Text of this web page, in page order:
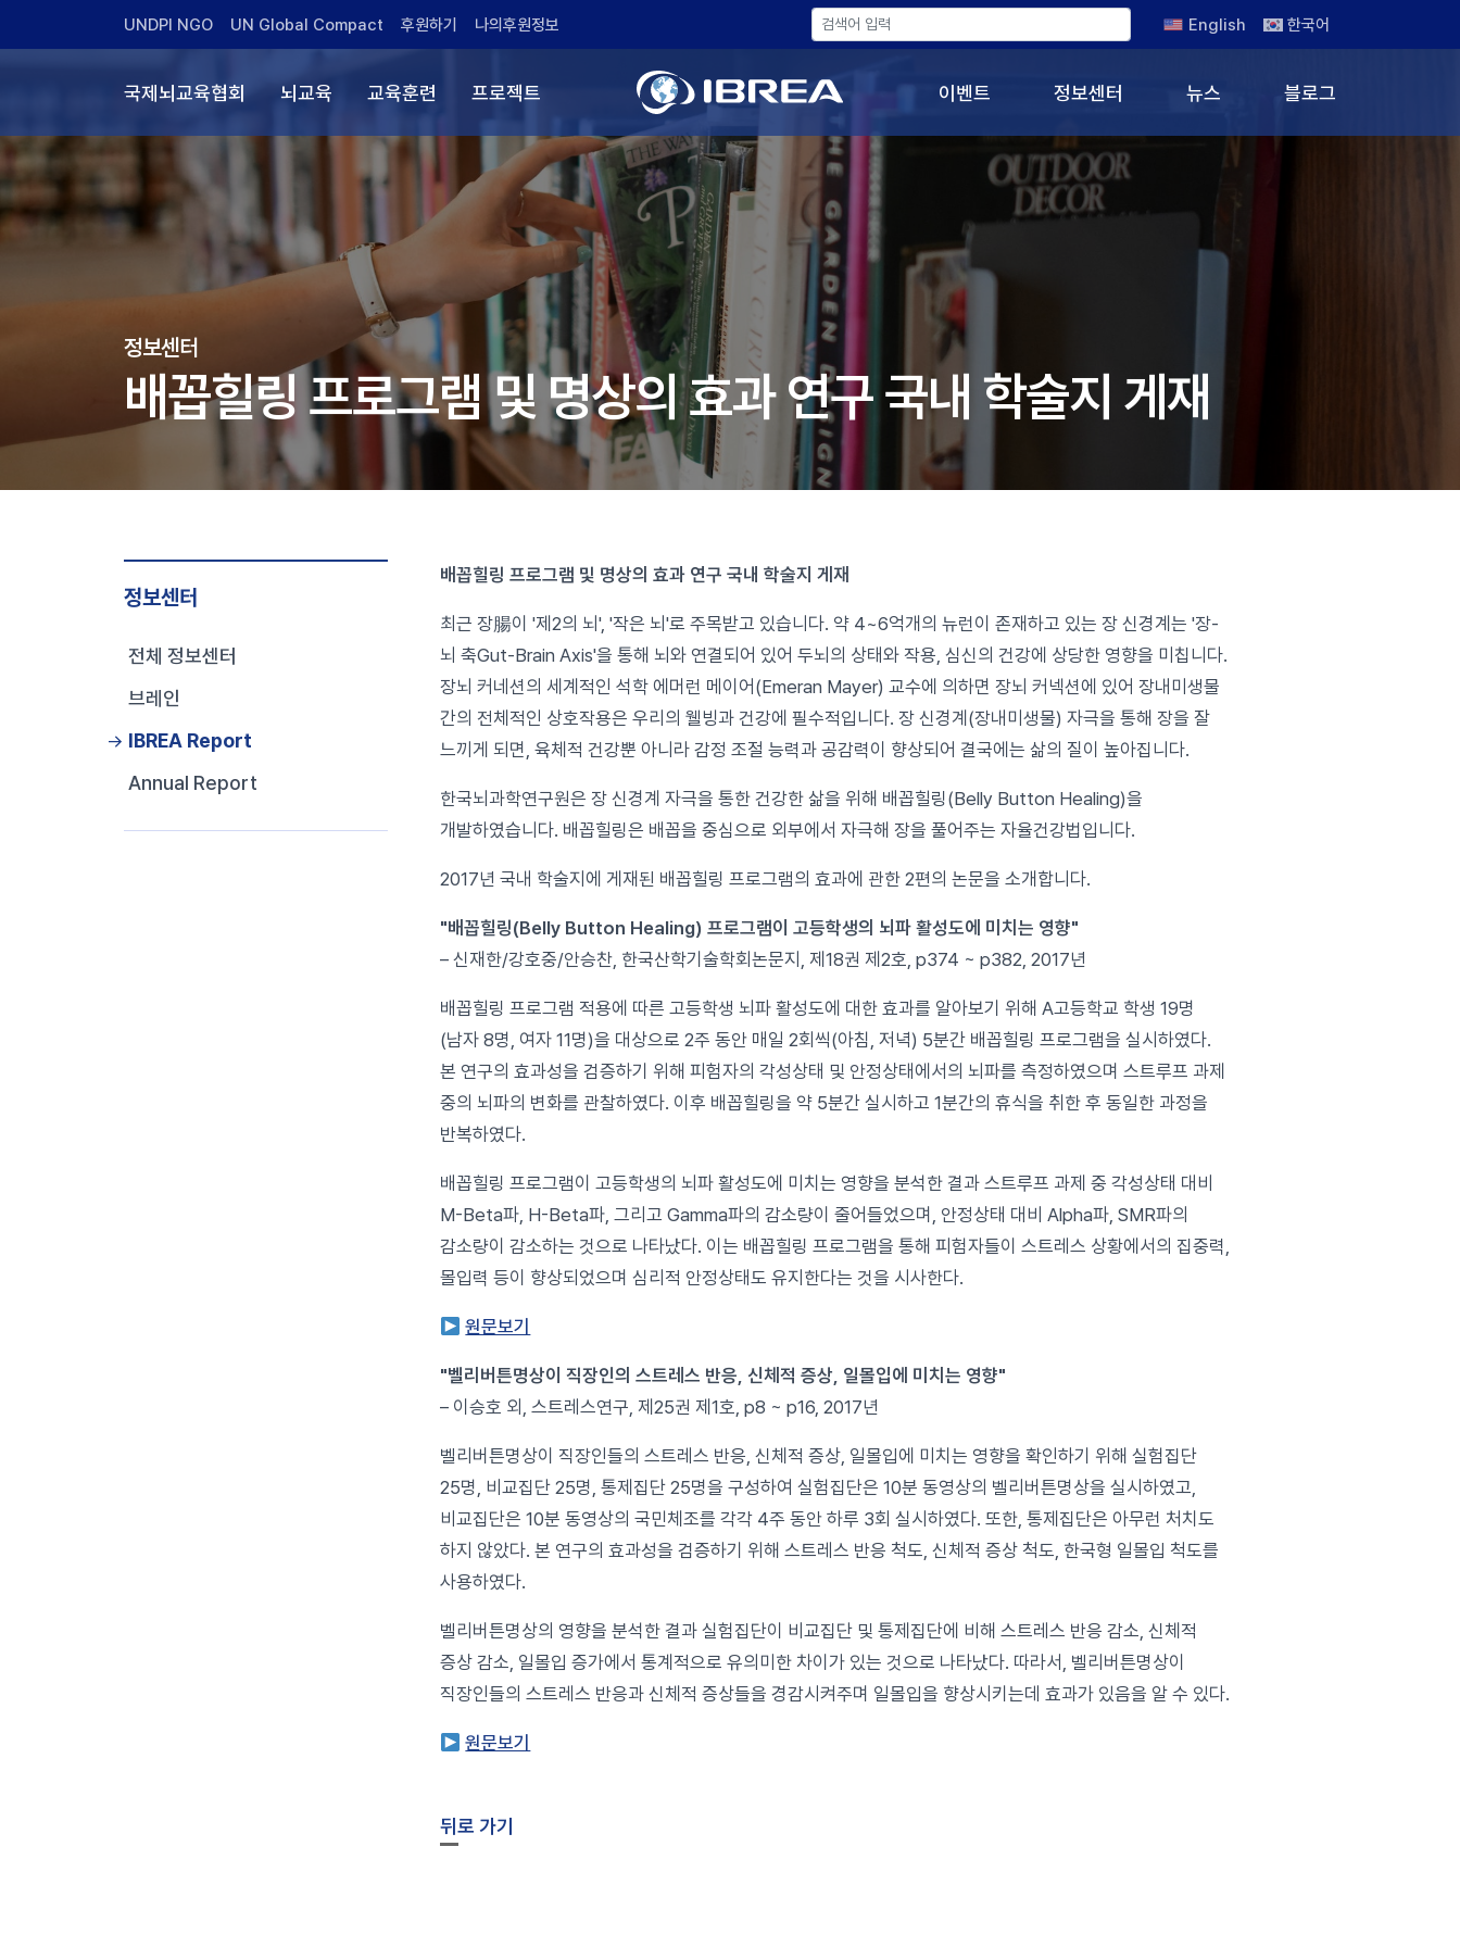
UNDPI NGO UN Global Compact 후원하기 나의후원정보 English 한국어
국제뇌교육협회 뇌교육 교육훈련 프로젝트 이벤트 정보센터 뉴스 블로그
정보센터
배꼽힐링 프로그램 및 명상의 효과 연구 국내 학술지 게재
정보센터
전체 정보센터
브레인
IBREA Report
Annual Report
배꼽힐링 프로그램 및 명상의 효과 연구 국내 학술지 게재
최근 장腸이 '제2의 뇌', '작은 뇌'로 주목받고 있습니다. 약 4~6억개의 뉴런이 존재하고 있는 장 신경계는 '장-
뇌 축Gut-Brain Axis'을 통해 뇌와 연결되어 있어 두뇌의 상태와 작용, 심신의 건강에 상당한 영향을 미칩니다.
장뇌 커네션의 세계적인 석학 에머런 메이어(Emeran Mayer) 교수에 의하면 장뇌 커넥션에 있어 장내미생물
간의 전체적인 상호작용은 우리의 웰빙과 건강에 필수적입니다. 장 신경계(장내미생물) 자극을 통해 장을 잘
느끼게 되면, 육체적 건강뿐 아니라 감정 조절 능력과 공감력이 향상되어 결국에는 삶의 질이 높아집니다.
한국뇌과학연구원은 장 신경계 자극을 통한 건강한 삶을 위해 배꼽힐링(Belly Button Healing)을
개발하였습니다. 배꼽힐링은 배꼽을 중심으로 외부에서 자극해 장을 풀어주는 자율건강법입니다.
2017년 국내 학술지에 게재된 배꼽힐링 프로그램의 효과에 관한 2편의 논문을 소개합니다.
"배꼽힐링(Belly Button Healing) 프로그램이 고등학생의 뇌파 활성도에 미치는 영향"
– 신재한/강호중/안승찬, 한국산학기술학회논문지, 제18권 제2호, p374 ~ p382, 2017년
배꼽힐링 프로그램 적용에 따른 고등학생 뇌파 활성도에 대한 효과를 알아보기 위해 A고등학교 학생 19명
(남자 8명, 여자 11명)을 대상으로 2주 동안 매일 2회씩(아침, 저녁) 5분간 배꼽힐링 프로그램을 실시하였다.
본 연구의 효과성을 검증하기 위해 피험자의 각성상태 및 안정상태에서의 뇌파를 측정하였으며 스트루프 과제
중의 뇌파의 변화를 관찰하였다. 이후 배꼽힐링을 약 5분간 실시하고 1분간의 휴식을 취한 후 동일한 과정을
반복하였다.
배꼽힐링 프로그램이 고등학생의 뇌파 활성도에 미치는 영향을 분석한 결과 스트루프 과제 중 각성상태 대비
M-Beta파, H-Beta파, 그리고 Gamma파의 감소량이 줄어들었으며, 안정상태 대비 Alpha파, SMR파의
감소량이 감소하는 것으로 나타났다. 이는 배꼽힐링 프로그램을 통해 피험자들이 스트레스 상황에서의 집중력,
몰입력 등이 향상되었으며 심리적 안정상태도 유지한다는 것을 시사한다.
원문보기
"벨리버튼명상이 직장인의 스트레스 반응, 신체적 증상, 일몰입에 미치는 영향"
– 이승호 외, 스트레스연구, 제25권 제1호, p8 ~ p16, 2017년
벨리버튼명상이 직장인들의 스트레스 반응, 신체적 증상, 일몰입에 미치는 영향을 확인하기 위해 실험집단
25명, 비교집단 25명, 통제집단 25명을 구성하여 실험집단은 10분 동영상의 벨리버튼명상을 실시하였고,
비교집단은 10분 동영상의 국민체조를 각각 4주 동안 하루 3회 실시하였다. 또한, 통제집단은 아무런 처치도
하지 않았다. 본 연구의 효과성을 검증하기 위해 스트레스 반응 척도, 신체적 증상 척도, 한국형 일몰입 척도를
사용하였다.
벨리버튼명상의 영향을 분석한 결과 실험집단이 비교집단 및 통제집단에 비해 스트레스 반응 감소, 신체적
증상 감소, 일몰입 증가에서 통계적으로 유의미한 차이가 있는 것으로 나타났다. 따라서, 벨리버튼명상이
직장인들의 스트레스 반응과 신체적 증상들을 경감시켜주며 일몰입을 향상시키는데 효과가 있음을 알 수 있다.
원문보기
뒤로 가기